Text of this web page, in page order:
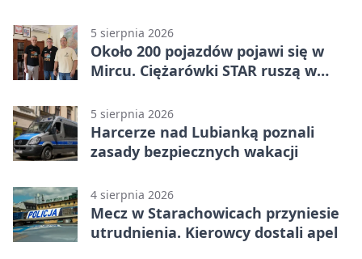
5 sierpnia 2026
Około 200 pojazdów pojawi się w
Mircu. Ciężarówki STAR ruszą w
5 sierpnia 2026
Harcerze nad Lubianką poznali
zasady bezpiecznych wakacji
4 sierpnia 2026
Mecz w Starachowicach przyniesie
utrudnienia. Kierowcy dostali apel